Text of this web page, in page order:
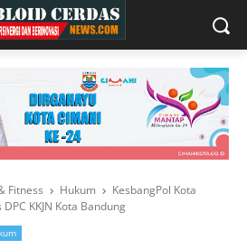
Fitness Hukum
KesbangPol Kota
KKJN Kota Bandung